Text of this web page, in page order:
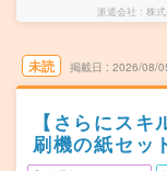
派遣会社 株
未読 掲載日 2026/08/
【さらにス
刷機の紙セッ